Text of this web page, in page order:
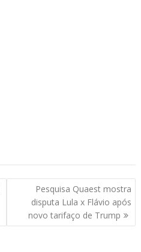
Pesquisa Quaest mostra
disputa Lula x Flávio após
novo tarifaço de Trump